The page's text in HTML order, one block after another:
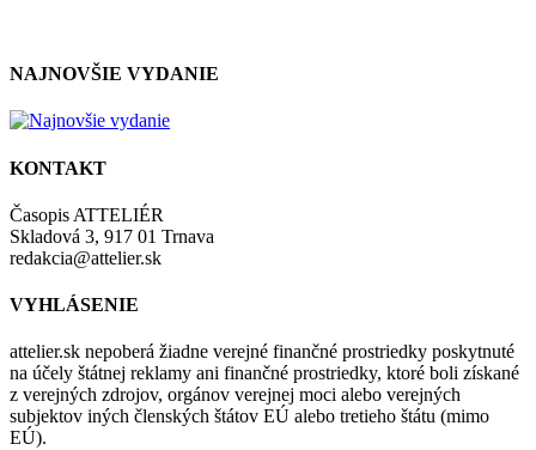
NAJNOVŠIE VYDANIE
KONTAKT
Časopis ATTELIÉR
Skladová 3, 917 01 Trnava
redakcia@attelier.sk
VYHLÁSENIE
attelier.sk nepoberá žiadne verejné finančné prostriedky poskytnuté
na účely štátnej reklamy ani finančné prostriedky, ktoré boli získané
z verejných zdrojov, orgánov verejnej moci alebo verejných
subjektov iných členských štátov EÚ alebo tretieho štátu (mimo
EÚ).